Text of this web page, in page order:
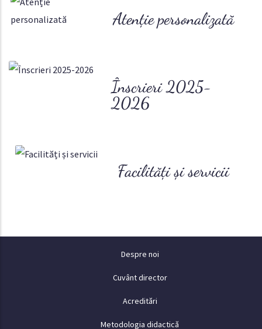
Atenție personalizată
Înscrieri 2025-
2026
Facilități și servicii
Despre noi
Cuvânt director
Acreditări
Metodologia didactică